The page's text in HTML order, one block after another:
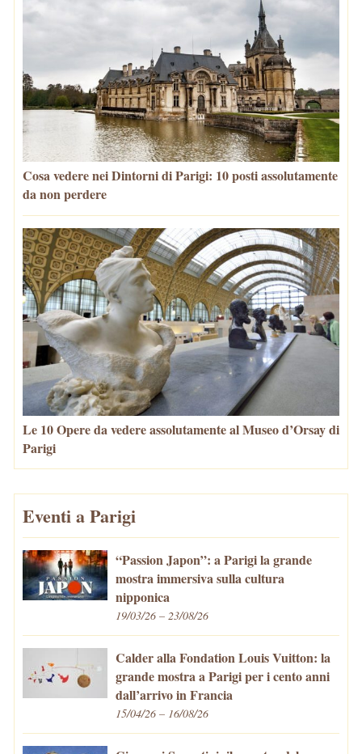
Cosa vedere nei Dintorni di Parigi: 10 posti assolutamente
da non perdere
Le 10 Opere da vedere assolutamente al Museo d’Orsay di
Parigi
Eventi a Parigi
“Passion Japon”: a Parigi la grande
mostra immersiva sulla cultura
nipponica
19/03/26 – 23/08/26
Calder alla Fondation Louis Vuitton: la
grande mostra a Parigi per i cento anni
dall’arrivo in Francia
15/04/26 – 16/08/26